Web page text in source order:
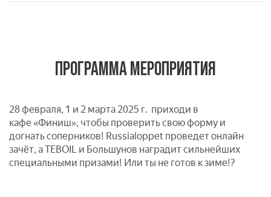
ПРОГРАММА МЕРОПРИЯТИЯ
28 февраля, 1 и 2 марта 2025 г. приходи в
кафе «Финиш», чтобы проверить свою форму и
догнать соперников! Russialoppet проведет онлайн
зачёт, а TEBOIL и Большунов наградит сильнейших
специальными призами! Или ты не готов к зиме!?